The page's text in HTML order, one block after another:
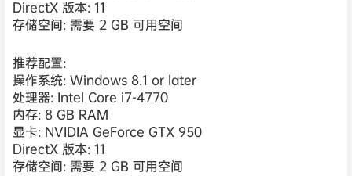
DirectX 版本: 11
存储空间: 需要 2 GB 可用空间
推荐配置:
操作系统: Windows 8.1 or later
处理器: Intel Core i7-4770
内存: 8 GB RAM
显卡: NVIDIA GeForce GTX 950
DirectX 版本: 11
存储空间: 需要 2 GB 可用空间